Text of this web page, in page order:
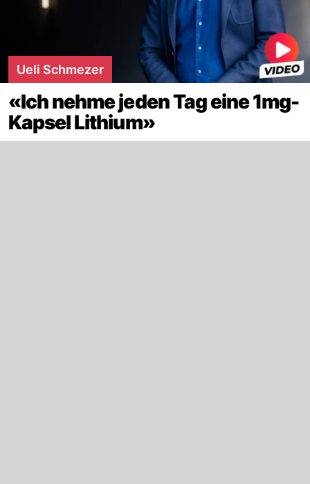
Ueli Schmezer
«Ich nehme jeden Tag eine 1mg-
Kapsel Lithium»